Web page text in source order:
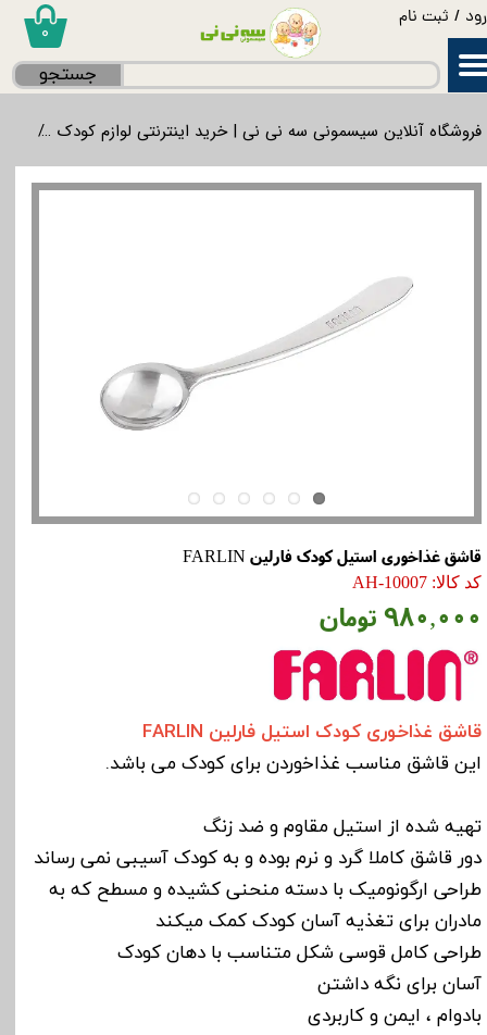
/ ثبت نام
حساب کاربری من
۰
جستجو
فروشگاه آنلاین سیسمونی سه نی نی | خرید اینترنتی لوازم کودک
قاشق غذاخوری استیل کودک فارلین FARLIN
کد کالا: AH-10007
۹۸۰,۰۰۰ تومان
قاشق غذاخوری کودک استیل فارلین FARLIN
این قاشق مناسب غذاخوردن برای کودک می باشد.
تهیه شده از استیل مقاوم و ضد زنگ
دور قاشق کاملا گرد و نرم بوده و به کودک آسیبی نمی رساند
طراحی ارگونومیک با دسته منحنی کشیده و مسطح که به
مادران برای تغذیه آسان کودک کمک میکند
طراحی کامل قوسی شکل متناسب با دهان کودک
آسان برای نگه داشتن
بادوام ، ایمن و کاربردی